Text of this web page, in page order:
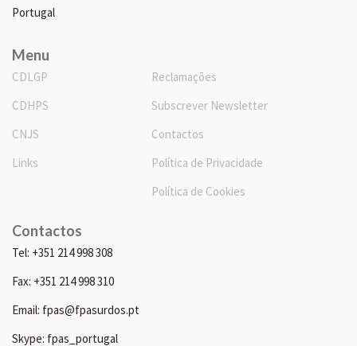
Portugal
Menu
CDLGP
CDHPS
CNJS
Links
Reclamações
Subscrever Newsletter
Contactos
Política de Privacidade
Política de Cookies
Contactos
Tel: +351 214 998 308
Fax: +351 214 998 310
Email: fpas@fpasurdos.pt
Skype: fpas_portugal